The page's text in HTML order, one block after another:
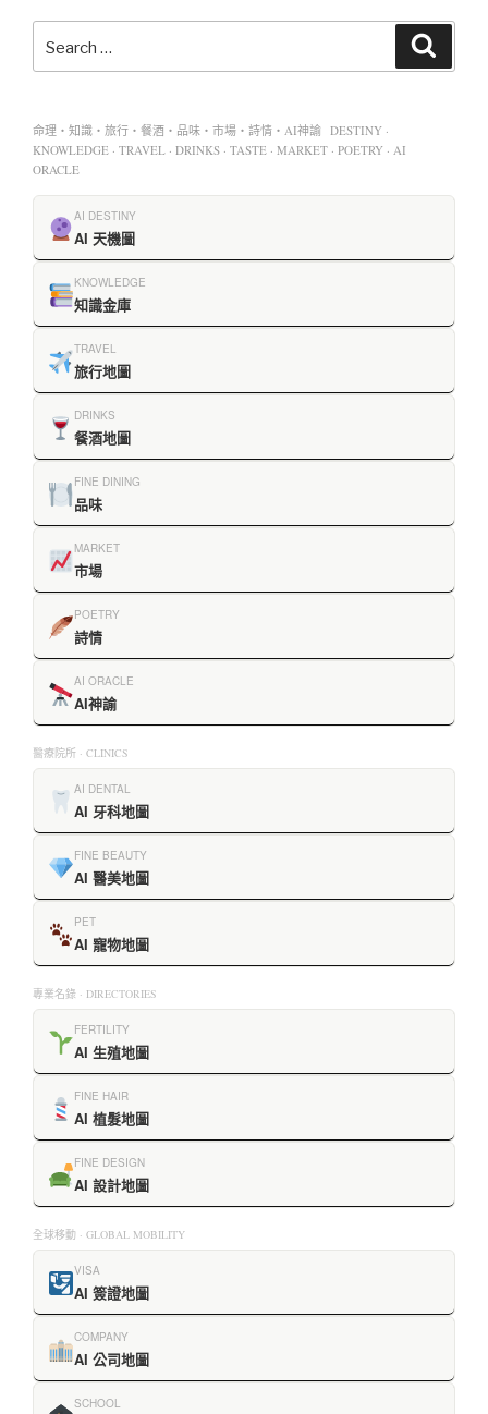
命理・知識・旅行・餐酒・品味・市場・詩情・AI神諭 DESTINY ·
KNOWLEDGE · TRAVEL · DRINKS · TASTE · MARKET · POETRY · AI
ORACLE
AI DESTINY
AI 天機圖
KNOWLEDGE
知識金庫
TRAVEL
旅行地圖
DRINKS
餐酒地圖
FINE DINING
品味
MARKET
市場
POETRY
詩情
AI ORACLE
AI神諭
醫療院所 · CLINICS
AI DENTAL
AI 牙科地圖
FINE BEAUTY
AI 醫美地圖
PET
AI 寵物地圖
專業名錄 · DIRECTORIES
FERTILITY
AI 生殖地圖
FINE HAIR
AI 植髮地圖
FINE DESIGN
AI 設計地圖
全球移動 · GLOBAL MOBILITY
VISA
AI 簽證地圖
COMPANY
AI 公司地圖
SCHOOL